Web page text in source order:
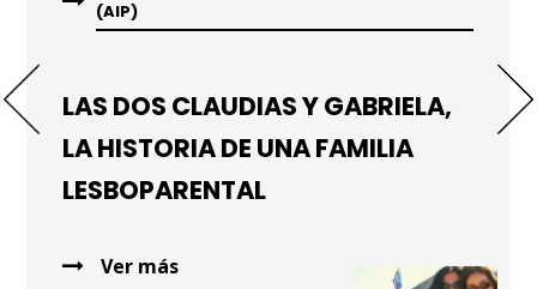
(AIP)
LAS DOS CLAUDIAS Y GABRIELA,
LA HISTORIA DE UNA FAMILIA
LESBOPARENTAL
Ver más